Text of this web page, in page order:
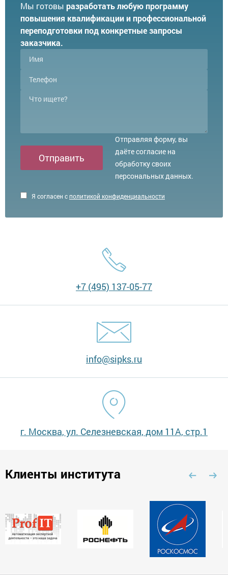
Мы готовы разработать любую программу
повышения квалификации и профессиональной
переподготовки под конкретные запросы
заказчика.
Я согласен сполитикой конфиденциальности
Отправить
Отправляя форму, вы
даёте согласие на
обработку своих
персональных данных.
+7 (495) 137-05-77
info@sipks.ru
г. Москва, ул. Селезневская, дом 11А, стр.1
Клиенты института